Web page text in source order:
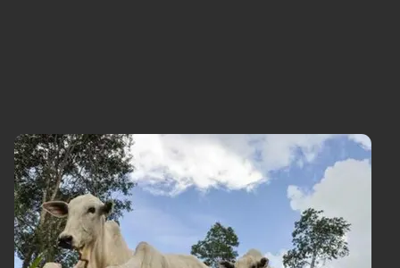
Agronegócios
Brasil
Brasil Mineral
Ciência &
Tecnologia
Cinema
Comportamento
Cultura
Economia
Infraestrutura
Internacional
Meio Ambiente
Podcast